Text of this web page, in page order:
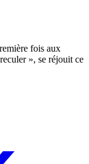
fois aux
», se réjouit ce